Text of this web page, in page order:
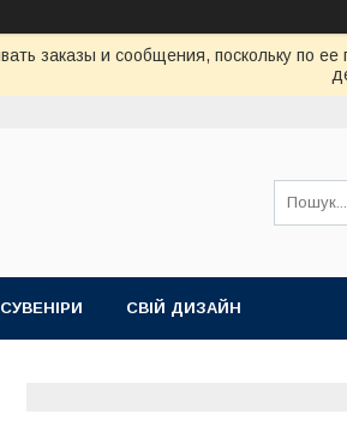
заказы и сообщения, поскольку по
СУВЕНІРИ СВІЙ ДИЗАЙН